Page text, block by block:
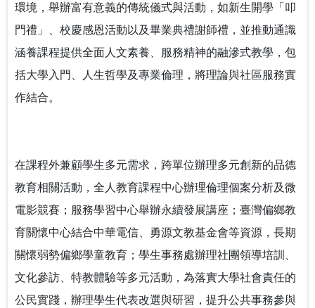
經驗
我可以改變我的人生－啟動輕度障礙大專生的自我決策
以師者先行，構築SEL友善校園生態系
環境，舉辦富有意義的傳統儀式與活動，如新生開學「叩
門禮」、校慶感恩活動以及畢業典禮謝師禮，並推動通識
涵養課程提供全面人文素養、服務精神的融滲式教學，包
括大學入門、人生哲學及專業倫理，將理論與社區服務實
作結合。
在課程外兼顧學生多元需求，跨單位辦理多元創新的品德
教育相關活動，全人教育課程中心辦理倫理個案分析及微
電影競賽；服務學習中心舉辦永續發展講座；臺灣偏鄉教
育關懷中心結合中華電信、勇源文教基金會等資源，長期
關懷弱勢偏鄉學童教育；學生事務處辦理社團領導培訓、
文化參訪、特教體驗等多元活動，為落實大學社會責任的
公民實踐，辦理學生代表改選與研習，提升公共事務參與